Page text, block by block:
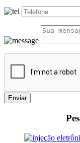
Enviar